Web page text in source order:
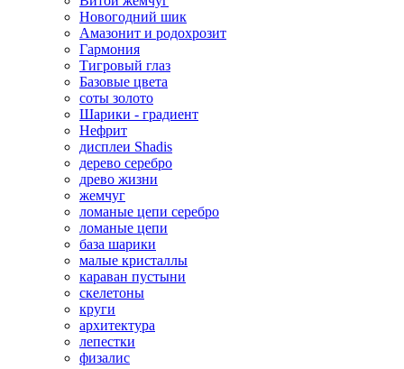
Новогодний шик
Амазонит и родохрозит
Гармония
Тигровый глаз
Базовые цвета
соты золото
Шарики - градиент
Нефрит
дисплеи Shadis
дерево серебро
древо жизни
жемчуг
ломаные цепи серебро
ломаные цепи
база шарики
малые кристаллы
караван пустыни
скелетоны
круги
архитектура
лепестки
физалис